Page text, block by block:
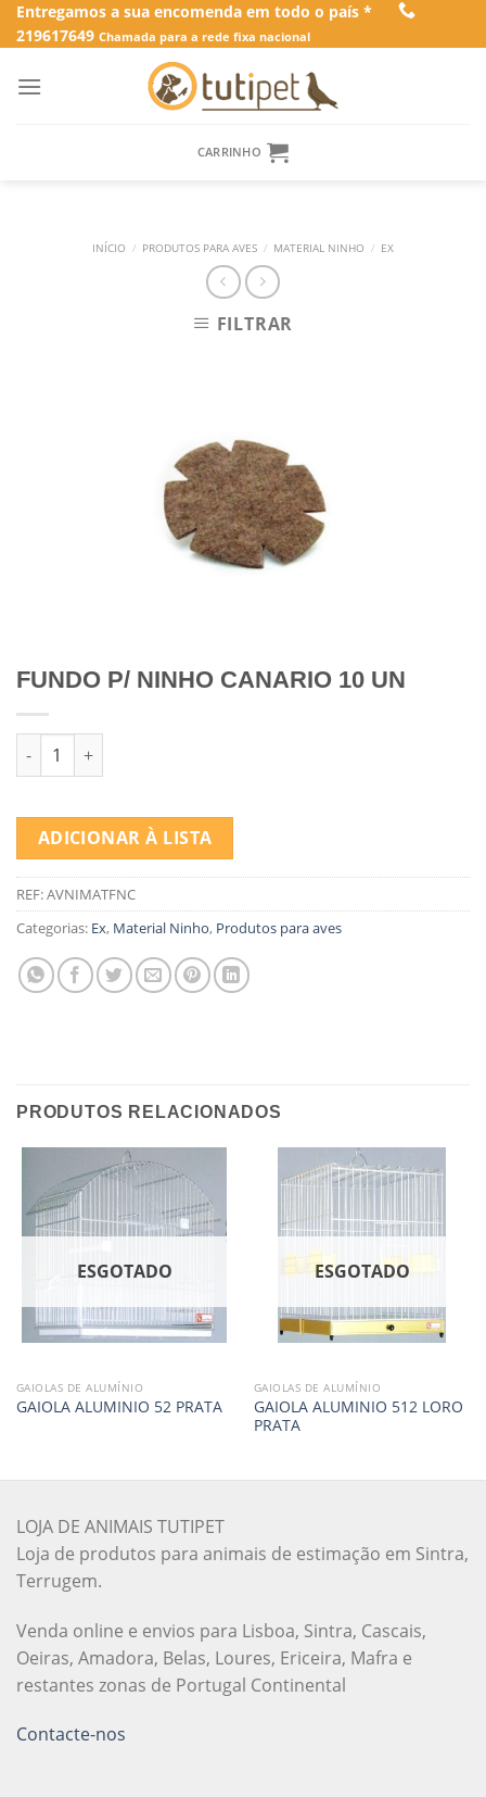
SkipEntregamos a sua encomenda em todo o país *
219617649 Chamada para a rede fixa nacional
CARRINHO
INÍCIO / PRODUTOS PARA AVES / MATERIAL NINHO / EX
FILTRAR
FUNDO P/ NINHO CANARIO 10 UN
Quantidade de FUNDO P/ NINHO CANARIO 10 UN
ADICIONAR À LISTA
REF:AVNIMATFNC
Categorias: Ex, Material Ninho, Produtos para aves
PRODUTOS RELACIONADOS
ESGOTADO
GAIOLAS DE ALUMÍNIO
GAIOLA ALUMINIO 52 PRATA
ESGOTADO
GAIOLAS DE ALUMÍNIO
GAIOLA ALUMINIO 512 LORO
PRATA
LOJA DE ANIMAIS TUTIPET
Loja de produtos para animais de estimação em Sintra,
Terrugem.
Venda online e envios para Lisboa, Sintra, Cascais,
Oeiras, Amadora, Belas, Loures, Ericeira, Mafra e
restantes zonas de Portugal Continental
Contacte-nos